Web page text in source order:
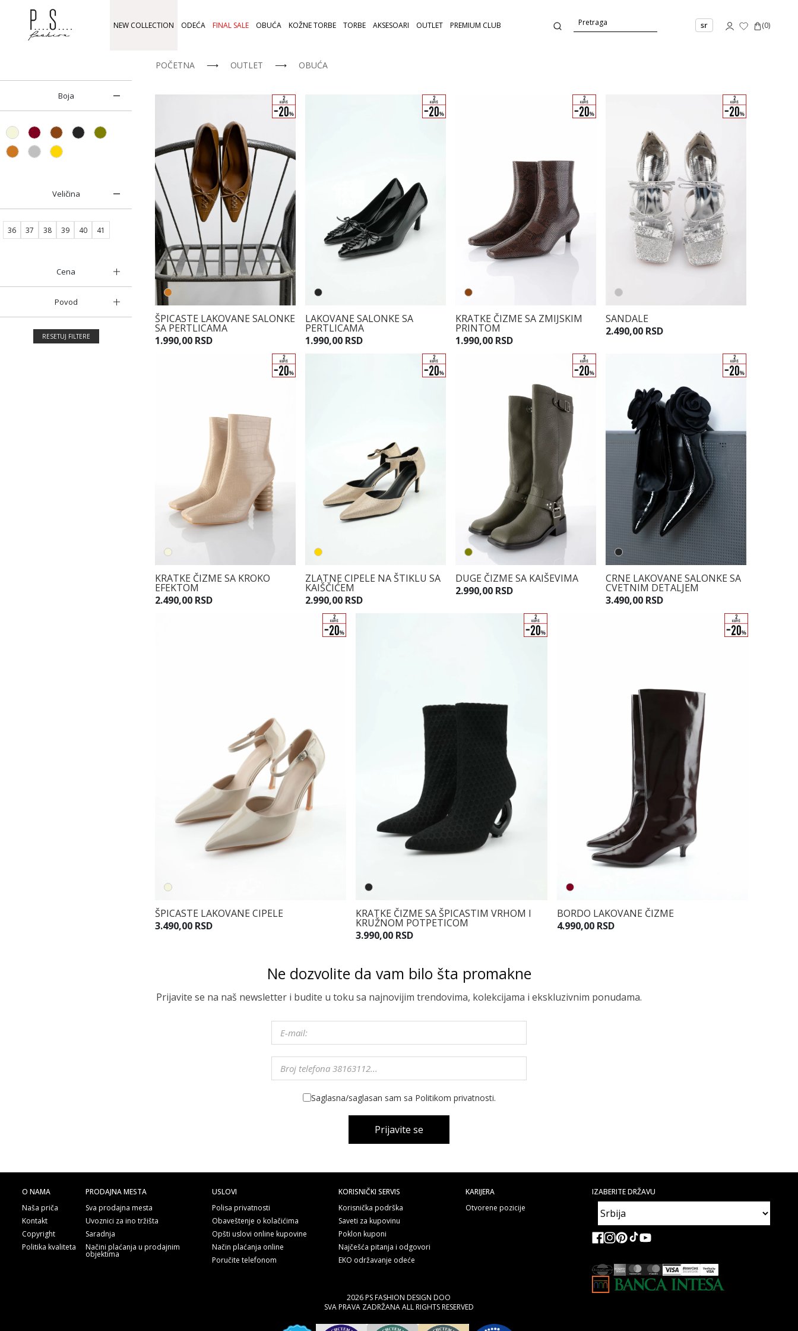
NEW COLLECTION ODEĆA FINAL SALE OBUĆA KOŽNE TORBE TORBE AKSESOARI OUTLET PREMIUM CLUB sr (0)
Boja
Veličina
36 37 38 39 40 41
Cena
Povod
RESETUJ FILTERE
POČETNA ⟶ OUTLET ⟶ OBUĆA
ŠPICASTE LAKOVANE SALONKE
SA PERTLICAMA
1.990,00 RSD
LAKOVANE SALONKE SA
PERTLICAMA
1.990,00 RSD
KRATKE ČIZME SA ZMIJSKIM
PRINTOM
1.990,00 RSD
SANDALE
2.490,00 RSD
KRATKE ČIZME SA KROKO
EFEKTOM
2.490,00 RSD
ZLATNE CIPELE NA ŠTIKLU SA
KAIŠČIĆEM
2.990,00 RSD
DUGE ČIZME SA KAIŠEVIMA
2.990,00 RSD
CRNE LAKOVANE SALONKE SA
CVETNIM DETALJEM
3.490,00 RSD
ŠPICASTE LAKOVANE CIPELE
3.490,00 RSD
KRATKE ČIZME SA ŠPICASTIM VRHOM I
KRUŽNOM POTPETICOM
3.990,00 RSD
BORDO LAKOVANE ČIZME
4.990,00 RSD
Ne dozvolite da vam bilo šta promakne
Prijavite se na naš newsletter i budite u toku sa najnovijim trendovima, kolekcijama i ekskluzivnim ponudama.
Saglasna/saglasan sam sa Politikom privatnosti.
Prijavite se
O NAMA
Naša priča
Kontakt
Copyright
Politika kvaliteta
PRODAJNA MESTA
Sva prodajna mesta
Uvoznici za ino tržišta
Saradnja
Načini plaćanja u prodajnim
objektima
USLOVI
Polisa privatnosti
Obaveštenje o kolačićima
Opšti uslovi online kupovine
Način plaćanja online
Poručite telefonom
KORISNIČKI SERVIS
Korisnička podrška
Saveti za kupovinu
Poklon kuponi
Najčešća pitanja i odgovori
EKO održavanje odeće
KARIJERA
Otvorene pozicije
IZABERITE DRŽAVU
2026 PS FASHION DESIGN DOO
SVA PRAVA ZADRŽANA ALL RIGHTS RESERVED